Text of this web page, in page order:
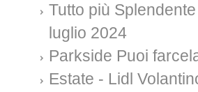
Tutto più
luglio 2024
Parkside Puoi
Estate - Lidl